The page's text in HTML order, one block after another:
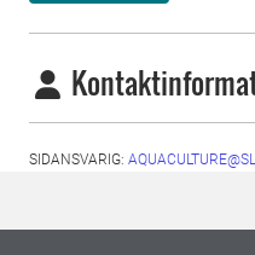
SIDANSVARIG: